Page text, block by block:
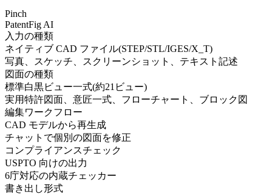
Pinch
PatentFig AI
入力の種類
ネイティブ CAD ファイル(STEP/STL/IGES/X_T)
写真、スケッチ、スクリーンショット、テキスト記述
図面の種類
標準白黒ビュー一式(約21ビュー)
実用特許図面、意匠一式、フローチャート、ブロック図
編集ワークフロー
CAD モデルから再生成
チャットで個別の図面を修正
コンプライアンスチェック
USPTO 向けの出力
6庁対応の内蔵チェッカー
書き出し形式